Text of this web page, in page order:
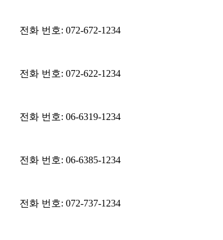
전화 번호: 072-672-1234
전화 번호: 072-622-1234
전화 번호: 06-6319-1234
전화 번호: 06-6385-1234
전화 번호: 072-737-1234